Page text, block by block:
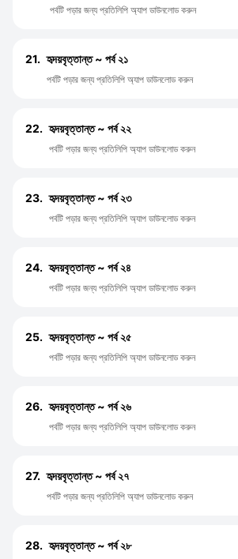
পর্বটি পড়ার জন্য প্রতিলিপি অ্যাপ ডাউনলোড করুন
21. হৃদয়বৃত্তান্ত ~ পর্ব ২১
পর্বটি পড়ার জন্য প্রতিলিপি অ্যাপ ডাউনলোড করুন
22. হৃদয়বৃত্তান্ত ~ পর্ব ২২
পর্বটি পড়ার জন্য প্রতিলিপি অ্যাপ ডাউনলোড করুন
23. হৃদয়বৃত্তান্ত ~ পর্ব ২৩
পর্বটি পড়ার জন্য প্রতিলিপি অ্যাপ ডাউনলোড করুন
24. হৃদয়বৃত্তান্ত ~ পর্ব ২৪
পর্বটি পড়ার জন্য প্রতিলিপি অ্যাপ ডাউনলোড করুন
25. হৃদয়বৃত্তান্ত ~ পর্ব ২৫
পর্বটি পড়ার জন্য প্রতিলিপি অ্যাপ ডাউনলোড করুন
26. হৃদয়বৃত্তান্ত ~ পর্ব ২৬
পর্বটি পড়ার জন্য প্রতিলিপি অ্যাপ ডাউনলোড করুন
27. হৃদয়বৃত্তান্ত ~ পর্ব ২৭
পর্বটি পড়ার জন্য প্রতিলিপি অ্যাপ ডাউনলোড করুন
28. হৃদয়বৃত্তান্ত ~ পর্ব ২৮